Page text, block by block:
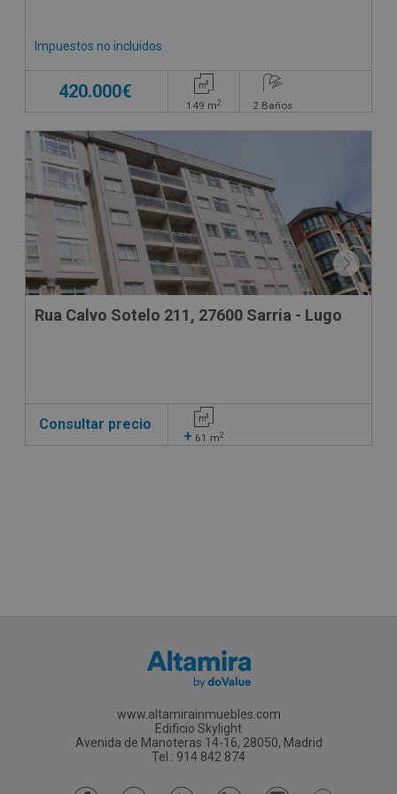
Impuestos no incluidos
420.000€
149 m2 2 Baños
Rua Calvo Sotelo 211, 27600 Sarria - Lugo
Consultar precio
+ 61 m2
www.altamirainmuebles.com
Edificio Skylight
Avenida de Manoteras 14-16, 28050, Madrid
Tel.: 914 842 874